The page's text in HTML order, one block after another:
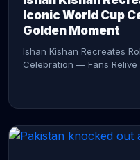
Iconic World Cup
Golden Moment
Ishan Kishan Recreates
Celebration — Fans Relive